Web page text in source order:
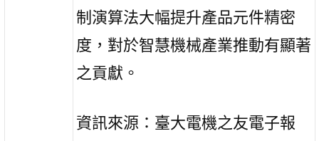
制演算法大幅提升產品元件精密
度，對於智慧機械產業推動有顯著
之貢獻。
資訊來源：臺大電機之友電子報